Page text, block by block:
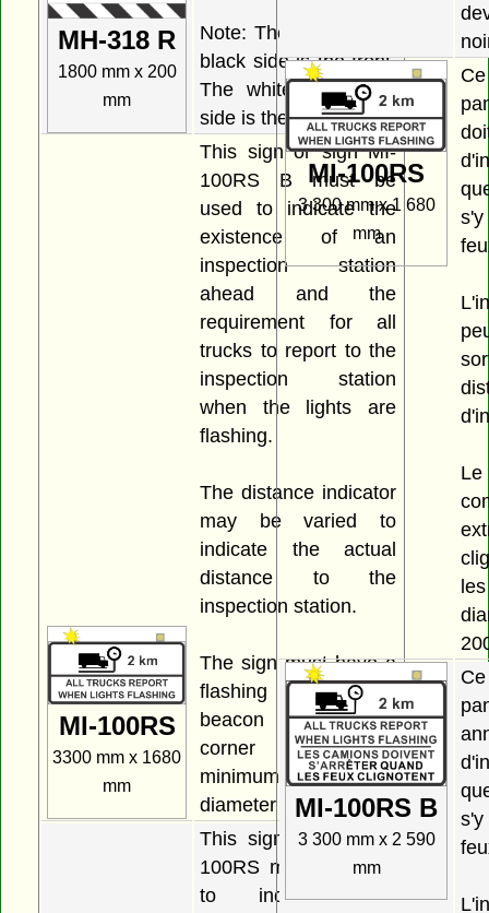
MH-318 R
1800 mm x 200
mm
Note: The orange and
black side is the front.
The white and black
side is the back.
MI-100RS
3300 mm x 1680
mm
This sign or sign MI-
100RS B must be
used to indicate the
existence of an
inspection station
ahead and the
requirement for all
trucks to report to the
inspection station
when the lights are
flashing.
The distance indicator
may be varied to
indicate the actual
distance to the
inspection station.
The sign must have a
flashing amber
beacon on each
corner with a
minimum lens
diameter of 200 mm.
This sign or sign MI-
100RS must be used
to indicate the
MI-100RS
3 300 mm x 1 680
mm
MI-100RS B
3 300 mm x 2 590
mm